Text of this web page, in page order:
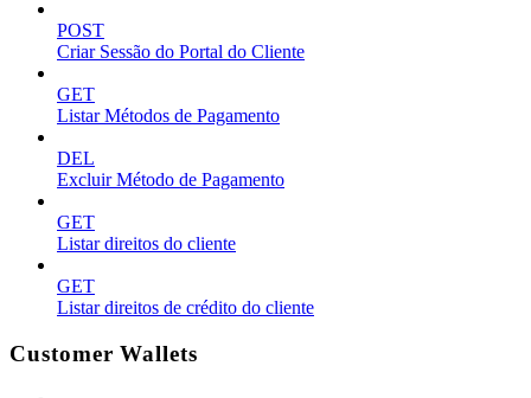
POST
Criar Sessão do Portal do Cliente
GET
Listar Métodos de Pagamento
DEL
Excluir Método de Pagamento
GET
Listar direitos do cliente
GET
Listar direitos de crédito do cliente
Customer Wallets